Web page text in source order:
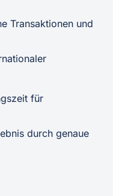
Transaktionen und
für
durch genaue